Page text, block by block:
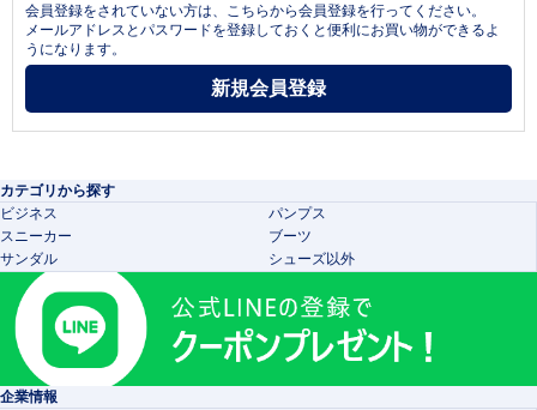
会員登録をされていない方は、こちらから会員登録を行ってください。
メールアドレスとパスワードを登録しておくと便利にお買い物ができるよ
うになります。
カテゴリから探す
ビジネス
パンプス
スニーカー
ブーツ
サンダル
シューズ以外
企業情報